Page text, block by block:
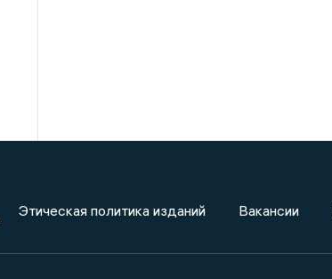
Этическая политика изданий Вакансии